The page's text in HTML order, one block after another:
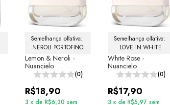
Semelhança olfativa:
NEROLI PORTOFINO
Lemon & Neroli -
Nuancielo
(0)
R$18,90
3 x de R$6,30 sem
Semelhança olfativa:
LOVE IN WHITE
White Rose -
Nuancielo
(0)
R$17,90
3 x de R$5,97 sem